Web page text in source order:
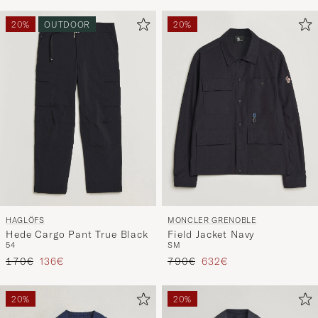
20% OUTDOOR
HAGLÖFS
Hede Cargo Pant True Black
54
Regulärer Preis
170€ Reduzierter Preis
136€
20%
MONCLER GRENOBLE
Field Jacket Navy
SM
Regulärer Preis
790€ Reduzierter Preis
632€
20% 20%